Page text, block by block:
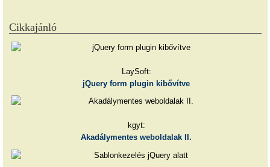
Cikkajánló
LaySoft:
jQuery form plugin kibővítve
kgyt:
Akadálymentes weboldalak II.